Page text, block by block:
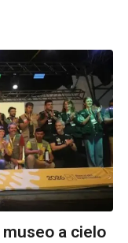
a cielo